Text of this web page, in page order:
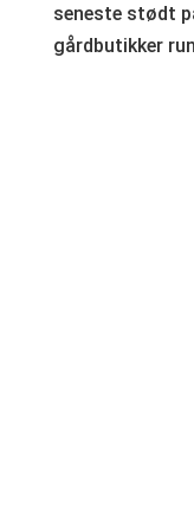
seneste stødt
gårdbutikker